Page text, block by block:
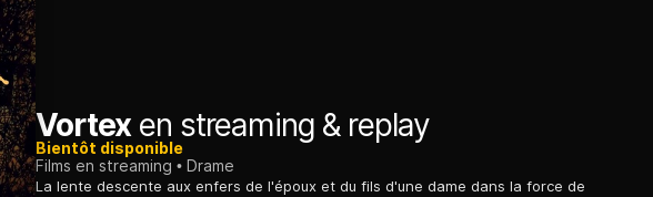
Vortexen streaming & replay
Bientôt disponible
Films en streaming
Drame
La lente descente aux enfers de l'époux et du fils d'une dame dans la force de